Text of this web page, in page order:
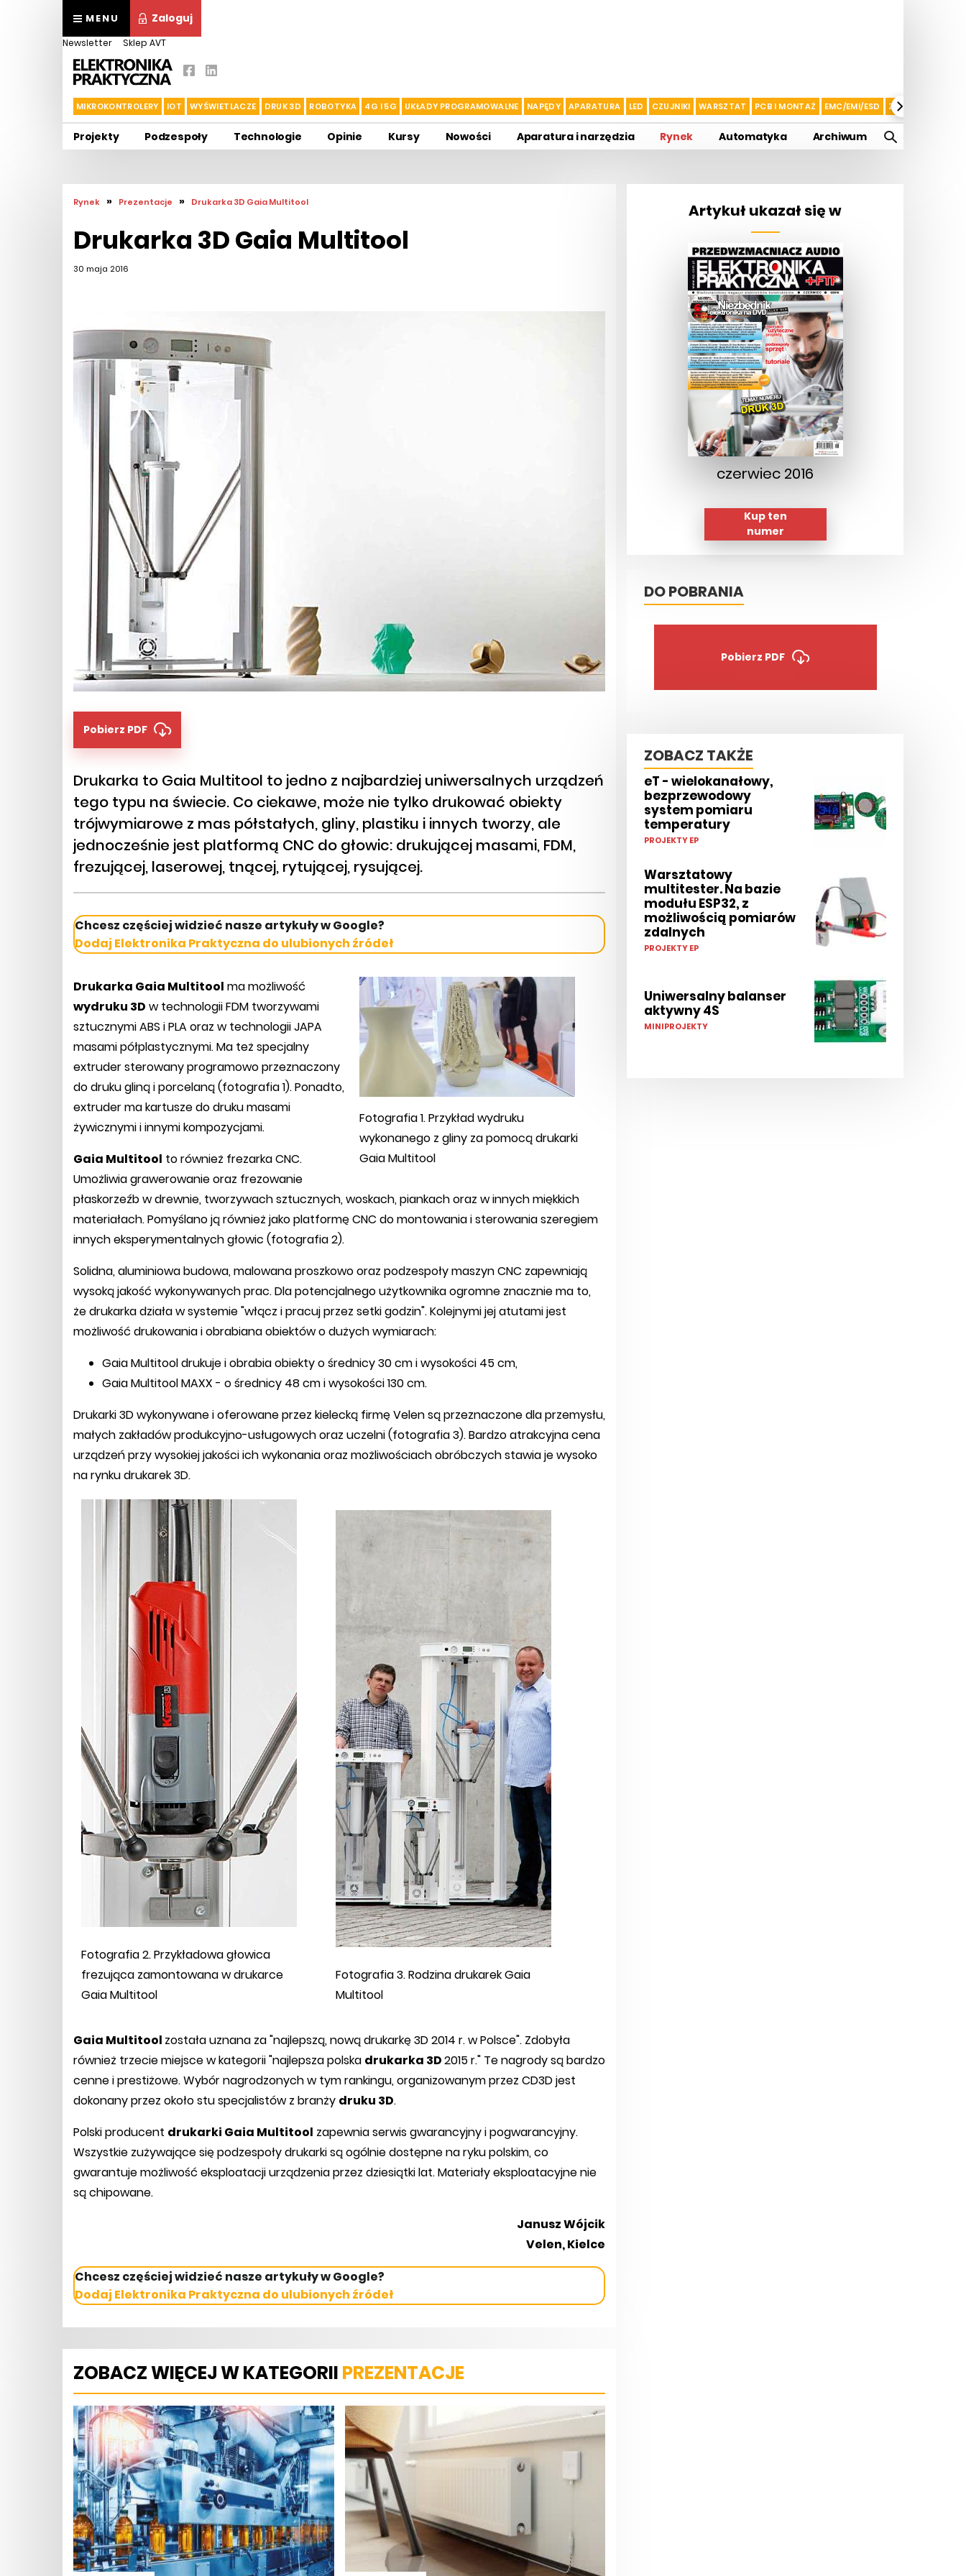
MENU Zaloguj
Newsletter Sklep AVT
MIKROKONTROLERY IOT WYŚWIETLACZE DRUK 3D ROBOTYKA 4G I 5G UKŁADY PROGRAMOWALNE NAPĘDY APARATURA LED CZUJNIKI WARSZTAT PCB I MONTAŻ EMC/EMI/ESD ZASILANIE I
Projekty Podzespoły Technologie Opinie Kursy Nowości Aparatura i narzędzia Rynek Automatyka Archiwum
Rynek » Prezentacje » Drukarka 3D Gaia Multitool
Drukarka 3D Gaia Multitool
30 maja 2016
Pobierz PDF
Drukarka to Gaia Multitool to jedno z najbardziej uniwersalnych urządzeń
tego typu na świecie. Co ciekawe, może nie tylko drukować obiekty
trójwymiarowe z mas półstałych, gliny, plastiku i innych tworzy, ale
jednocześnie jest platformą CNC do głowic: drukującej masami, FDM,
frezującej, laserowej, tnącej, rytującej, rysującej.
Chcesz częściej widzieć nasze artykuły w Google?
Dodaj Elektronika Praktyczna do ulubionych źródeł
Fotografia 1. Przykład wydruku
wykonanego z gliny za pomocą drukarki
Gaia Multitool
Drukarka Gaia Multitool ma możliwość
wydruku 3D w technologii FDM tworzywami
sztucznymi ABS i PLA oraz w technologii JAPA
masami półplastycznymi. Ma też specjalny
extruder sterowany programowo przeznaczony
do druku gliną i porcelaną (fotografia 1). Ponadto,
extruder ma kartusze do druku masami
żywicznymi i innymi kompozycjami.
Gaia Multitool to również frezarka CNC.
Umożliwia grawerowanie oraz frezowanie
płaskorzeźb w drewnie, tworzywach sztucznych, woskach, piankach oraz w innych miękkich
materiałach. Pomyślano ją również jako platformę CNC do montowania i sterowania szeregiem
innych eksperymentalnych głowic (fotografia 2).
Solidna, aluminiowa budowa, malowana proszkowo oraz podzespoły maszyn CNC zapewniają
wysoką jakość wykonywanych prac. Dla potencjalnego użytkownika ogromne znacznie ma to,
że drukarka działa w systemie "włącz i pracuj przez setki godzin". Kolejnymi jej atutami jest
możliwość drukowania i obrabiana obiektów o dużych wymiarach:
Gaia Multitool drukuje i obrabia obiekty o średnicy 30 cm i wysokości 45 cm,
Gaia Multitool MAXX - o średnicy 48 cm i wysokości 130 cm.
Drukarki 3D wykonywane i oferowane przez kielecką firmę Velen są przeznaczone dla przemysłu,
małych zakładów produkcyjno-usługowych oraz uczelni (fotografia 3). Bardzo atrakcyjna cena
urządzeń przy wysokiej jakości ich wykonania oraz możliwościach obróbczych stawia je wysoko
na rynku drukarek 3D.
Fotografia 2. Przykładowa głowica
frezująca zamontowana w drukarce
Gaia Multitool
Fotografia 3. Rodzina drukarek Gaia
Multitool
Gaia Multitool została uznana za "najlepszą, nową drukarkę 3D 2014 r. w Polsce". Zdobyła
również trzecie miejsce w kategorii "najlepsza polska drukarka 3D2015 r." Te nagrody są bardzo
cenne i prestiżowe. Wybór nagrodzonych w tym rankingu, organizowanym przez CD3D jest
dokonany przez około stu specjalistów z branży druku 3D.
Polski producent drukarki Gaia Multitool zapewnia serwis gwarancyjny i pogwarancyjny.
Wszystkie zużywające się podzespoły drukarki są ogólnie dostępne na ryku polskim, co
gwarantuje możliwość eksploatacji urządzenia przez dziesiątki lat. Materiały eksploatacyjne nie
są chipowane.
Janusz Wójcik
Velen, Kielce
Chcesz częściej widzieć nasze artykuły w Google?
Dodaj Elektronika Praktyczna do ulubionych źródeł
Artykuł ukazał się w
czerwiec 2016
Kup ten
numer
DO POBRANIA
Pobierz PDF
ZOBACZ TAKŻE
eT - wielokanałowy,
bezprzewodowy
system pomiaru
temperatury
PROJEKTY EP
Warsztatowy
multitester. Na bazie
modułu ESP32, z
możliwością pomiarów
zdalnych
PROJEKTY EP
Uniwersalny balanser
aktywny 4S
MINIPROJEKTY
ZOBACZ WIĘCEJ W KATEGORII PREZENTACJE